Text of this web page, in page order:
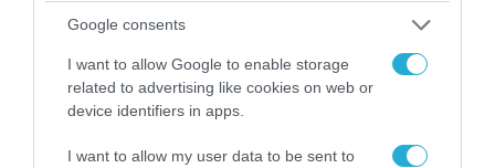
Google consents
I want to allow Google to enable storage
related to advertising like cookies on web or
device identifiers in apps.
I want to allow my user data to be sent to